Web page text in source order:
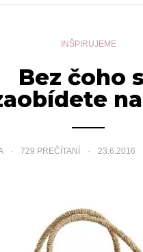
INŠPIRUJEME
Bez čoho
729 PREČÍTANÍ 23.6.2016